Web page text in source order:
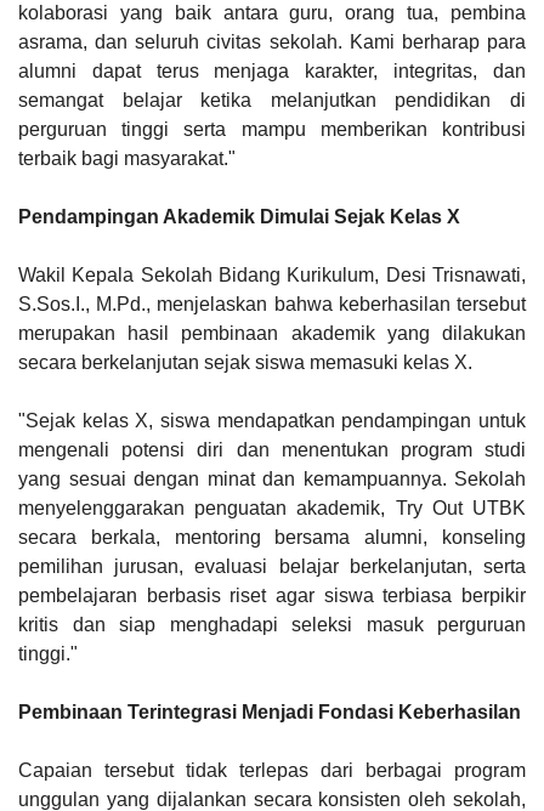
kolaborasi yang baik antara guru, orang tua, pembina
asrama, dan seluruh civitas sekolah. Kami berharap para
alumni dapat terus menjaga karakter, integritas, dan
semangat belajar ketika melanjutkan pendidikan di
perguruan tinggi serta mampu memberikan kontribusi
terbaik bagi masyarakat."
Pendampingan Akademik Dimulai Sejak Kelas X
Wakil Kepala Sekolah Bidang Kurikulum, Desi Trisnawati,
S.Sos.I., M.Pd., menjelaskan bahwa keberhasilan tersebut
merupakan hasil pembinaan akademik yang dilakukan
secara berkelanjutan sejak siswa memasuki kelas X.
"Sejak kelas X, siswa mendapatkan pendampingan untuk
mengenali potensi diri dan menentukan program studi
yang sesuai dengan minat dan kemampuannya. Sekolah
menyelenggarakan penguatan akademik, Try Out UTBK
secara berkala, mentoring bersama alumni, konseling
pemilihan jurusan, evaluasi belajar berkelanjutan, serta
pembelajaran berbasis riset agar siswa terbiasa berpikir
kritis dan siap menghadapi seleksi masuk perguruan
tinggi."
Pembinaan Terintegrasi Menjadi Fondasi Keberhasilan
Capaian tersebut tidak terlepas dari berbagai program
unggulan yang dijalankan secara konsisten oleh sekolah,